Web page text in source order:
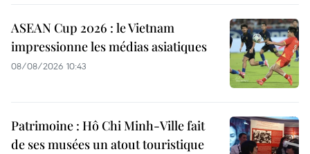
ASEAN Cup 2026 : le Vietnam
impressionne les médias asiatiques
08/08/2026 10:43
Patrimoine : Hô Chi Minh-Ville fait
de ses musées un atout touristique